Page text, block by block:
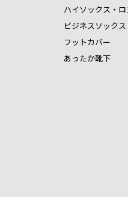
ハイソックス・
ビジネスソックス
フットカバー
あったか靴下